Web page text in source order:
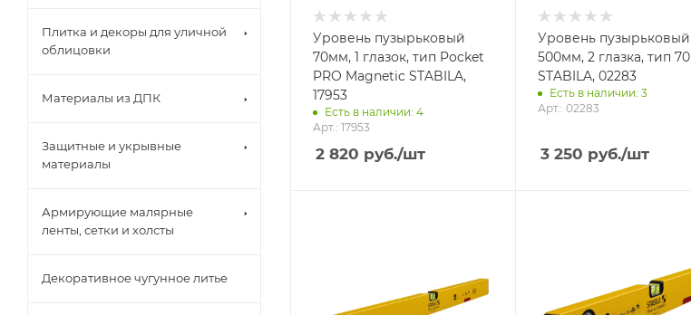
Уровень пузырьковый
70мм, 1 глазок, тип Pocket
PRO Magnetic STABILA,
17953
Есть в наличии: 4
Арт.: 17953
2 820 руб./шт
Уровень пузырьковый
500мм, 2 глазка, тип 70
STABILA, 02283
Есть в наличии: 3
Арт.: 02283
3 250 руб./шт
Плитка и декоры для уличной
облицовки
Материалы из ДПК
Защитные и укрывные
материалы
Армирующие малярные
ленты, сетки и холсты
Декоративное чугунное литье